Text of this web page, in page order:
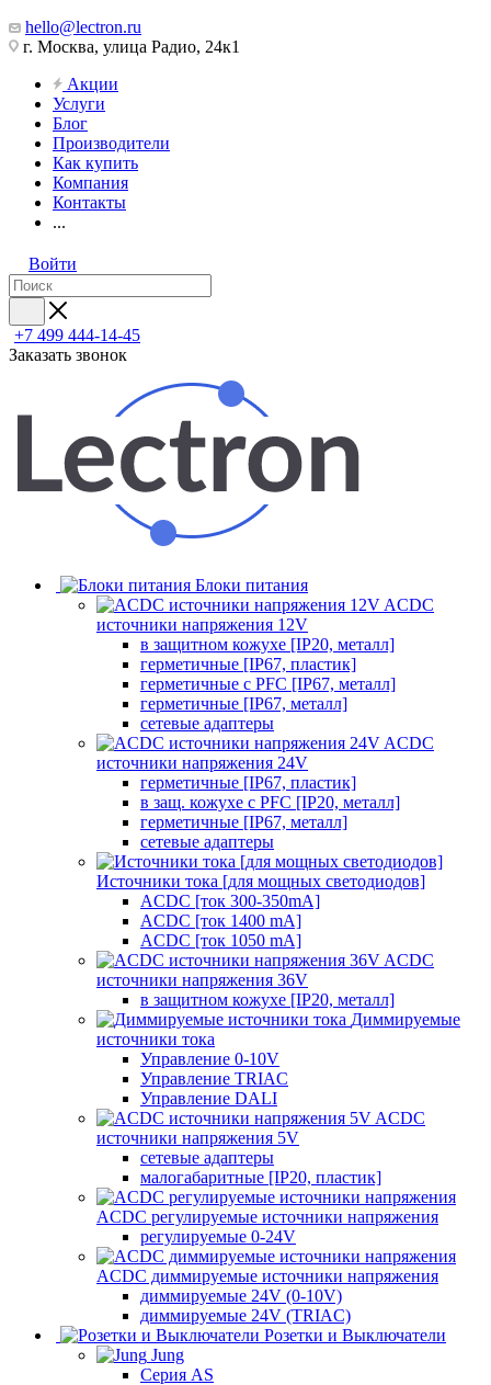
hello@lectron.ru
г. Москва, улица Радио, 24к1
Акции
Услуги
Блог
Производители
Как купить
Компания
Контакты
...
Войти
+7 499 444-14-45
Заказать звонок
Блоки питания
ACDC
источники напряжения 12V
в защитном кожухе [IP20, металл]
герметичные [IP67, пластик]
герметичные с PFC [IP67, металл]
герметичные [IP67, металл]
сетевые адаптеры
ACDC
источники напряжения 24V
герметичные [IP67, пластик]
в защ. кожухе с PFC [IP20, металл]
герметичные [IP67, металл]
сетевые адаптеры
Источники тока [для мощных светодиодов]
ACDC [ток 300-350mA]
ACDC [ток 1400 mA]
ACDC [ток 1050 mA]
ACDC
источники напряжения 36V
в защитном кожухе [IP20, металл]
Диммируемые
источники тока
Управление 0-10V
Управление TRIAC
Управление DALI
ACDC
источники напряжения 5V
сетевые адаптеры
малогабаритные [IP20, пластик]
ACDC регулируемые источники напряжения
регулируемые 0-24V
ACDC диммируемые источники напряжения
диммируемые 24V (0-10V)
диммируемые 24V (TRIAC)
Розетки и Выключатели
Jung
Серия AS